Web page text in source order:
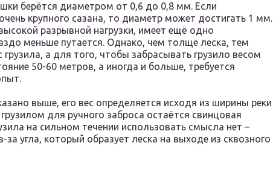
берётся диаметром от 0,6 до 0,8 мм. Если
крупного сазана, то диаметр может достигать 1 мм.
разрывной нагрузки, имеет ещё одно
меньше путается. Однако, чем толще леска, тем
а для того, чтобы забрасывать грузило весом
50-60 метров, а иногда и больше, требуется
выше, его вес определяется исходя из ширины реки
для ручного заброса остаётся свинцовая
на сильном течении использовать смысла нет –
за угла, который образует леска на выходе из сквозного